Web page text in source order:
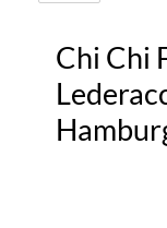
Chi Chi